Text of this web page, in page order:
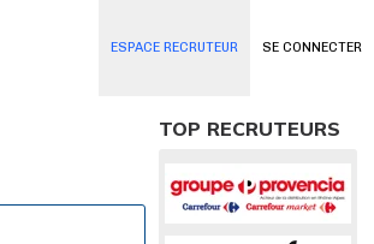
SE CONNECTER
ESPACE RECRUTEUR
TOP RECRUTEURS